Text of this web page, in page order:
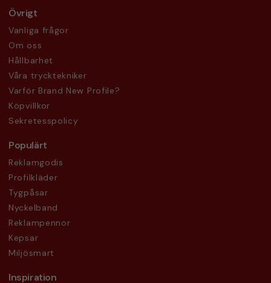
Övrigt
Vanliga frågor
Om oss
Hållbarhet
Våra trycktekniker
Varför Brand New Profile?
Köpvillkor
Sekretesspolicy
Populärt
Reklamgodis
Profilkläder
Tygpåsar
Nyckelband
Reklampennor
Kepsar
Miljösmart
Inspiration